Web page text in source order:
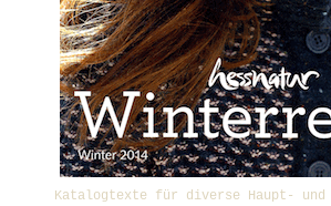
Katalogtexte für diverse Haupt- und